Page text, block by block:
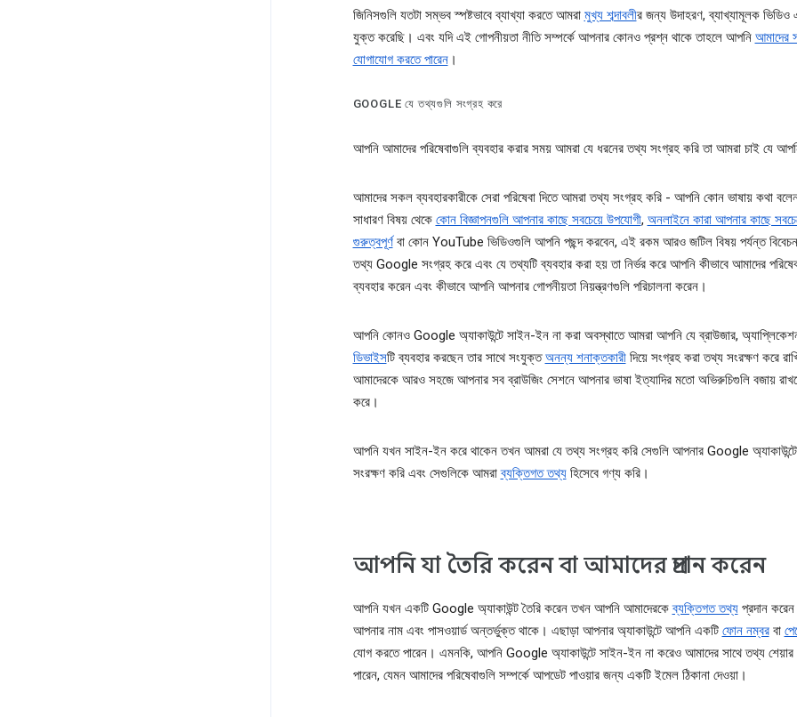
জিনিসগুলি যতটা সম্ভব স্পষ্টভাবে ব্যাখ্যা করতে আমরা মুখ্য শব্দাবলীর জন্য উদাহরণ, ব্যাখ্যামূলক ভিডিও
যুক্ত করেছি। এবং যদি এই গোপনীয়তা নীতি সম্পর্কে আপনার কোনও প্রশ্ন থাকে তাহলে আপনি আমাদের
যোগাযোগ করতে পারেন।
GOOGLE যে তথ্যগুলি সংগ্রহ করে
আপনি আমাদের পরিষেবাগুলি ব্যবহার করার সময় আমরা যে ধরনের তথ্য সংগ্রহ করি তা আমরা চাই যে
আমাদের সকল ব্যবহারকারীকে সেরা পরিষেবা দিতে আমরা তথ্য সংগ্রহ করি - আপনি কোন ভাষায় কথা
সাধারণ বিষয় থেকে কোন বিজ্ঞাপনগুলি আপনার কাছে সবচেয়ে উপযোগী, অনলাইনে কারা আপনার কাছে
গুরুত্বপূর্ণবা কোন YouTube ভিডিওগুলি আপনি পছন্দ করবেন, এই রকম আরও জটিল বিষয় পর্যন্ত
তথ্য Google সংগ্রহ করে এবং যে তথ্যটি ব্যবহার করা হয় তা নির্ভর করে আপনি কীভাবে আমাদের
ব্যবহার করেন এবং কীভাবে আপনি আপনার গোপনীয়তা নিয়ন্ত্রণগুলি পরিচালনা করেন।
আপনি কোনও Google অ্যাকাউন্টে সাইন-ইন না করা অবস্থাতে আমরা আপনি যে ব্রাউজার,
ডিভাইসটি ব্যবহার করছেন তার সাথে সংযুক্তঅনন্য শনাক্তকারীদিয়ে সংগ্রহ করা তথ্য সংরক্ষণ করে
আমাদেরকে আরও সহজে আপনার সব ব্রাউজিং সেশনে আপনার ভাষা ইত্যাদির মতো অভিরুচিগুলি বজায়
করে।
আপনি যখন সাইন-ইন করে থাকেন তখন আমরা যে তথ্য সংগ্রহ করি সেগুলি আপনার Google
সংরক্ষণ করি এবং সেগুলিকে আমরাব্যক্তিগত তথ্যহিসেবে গণ্য করি।
আপনি যা তৈরি করেন বা আমাদের প্রদান করেন
আপনি যখন একটি Google অ্যাকাউন্ট তৈরি করেন তখন আপনি আমাদেরকেব্যক্তিগত তথ্যপ্রদান করেন
আপনার নাম এবং পাসওয়ার্ড অন্তর্ভুক্ত থাকে। এছাড়া আপনার অ্যাকাউন্টে আপনি একটি ফোন নম্বরবা
যোগ করতে পারেন। এমনকি, আপনি Google অ্যাকাউন্টে সাইন-ইন না করেও আমাদের সাথে তথ্য শেয়ার
পারেন, যেমন আমাদের পরিষেবাগুলি সম্পর্কে আপডেট পাওয়ার জন্য একটি ইমেল ঠিকানা দেওয়া।